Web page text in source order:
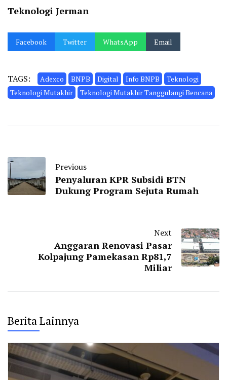
Teknologi Jerman
Facebook Twitter WhatsApp Email
TAGS: Adexco BNPB Digital Info BNPB
Teknologi
Teknologi Mutakhir
Teknologi Mutakhir Tanggulangi Bencana
Previous
Penyaluran KPR Subsidi BTN
Dukung Program Sejuta Rumah
Next
Anggaran Renovasi Pasar
Kolpajung Pamekasan Rp81,7
Miliar
Berita Lainnya